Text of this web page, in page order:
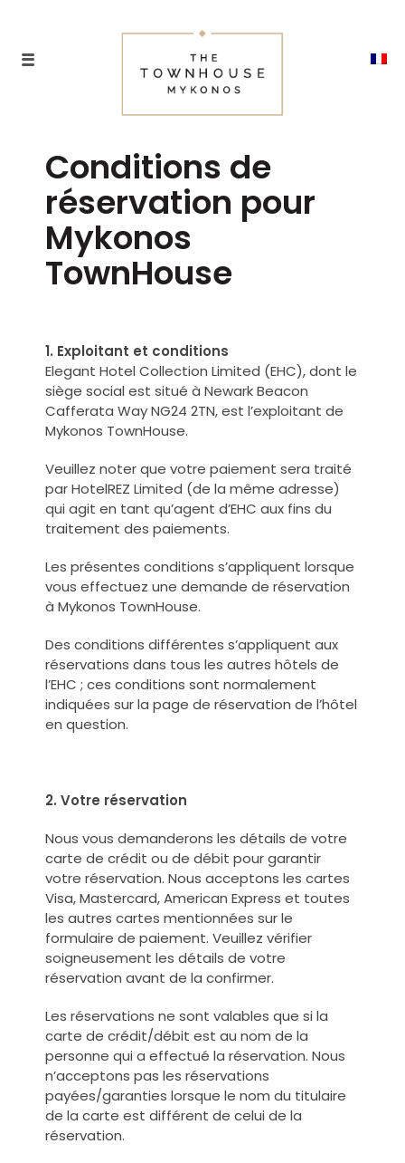
Conditions de
réservation pour
Mykonos
TownHouse
1. Exploitant et conditions
Elegant Hotel Collection Limited (EHC), dont le
siège social est situé à Newark Beacon
Cafferata Way NG24 2TN, est l’exploitant de
Mykonos TownHouse.
Veuillez noter que votre paiement sera traité
par HotelREZ Limited (de la même adresse)
qui agit en tant qu’agent d’EHC aux fins du
traitement des paiements.
Les présentes conditions s’appliquent lorsque
vous effectuez une demande de réservation
à Mykonos TownHouse.
Des conditions différentes s’appliquent aux
réservations dans tous les autres hôtels de
l’EHC ; ces conditions sont normalement
indiquées sur la page de réservation de l’hôtel
en question.
2. Votre réservation
Nous vous demanderons les détails de votre
carte de crédit ou de débit pour garantir
votre réservation. Nous acceptons les cartes
Visa, Mastercard, American Express et toutes
les autres cartes mentionnées sur le
formulaire de paiement. Veuillez vérifier
soigneusement les détails de votre
réservation avant de la confirmer.
Les réservations ne sont valables que si la
carte de crédit/débit est au nom de la
personne qui a effectué la réservation. Nous
n’acceptons pas les réservations
payées/garanties lorsque le nom du titulaire
de la carte est différent de celui de la
réservation.